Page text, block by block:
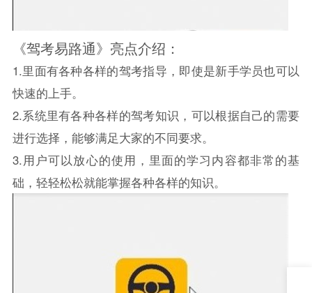
《驾考易路通》亮点介绍：
1.里面有各种各样的驾考指导，即使是新手学员也可以
快速的上手。
2.系统里有各种各样的驾考知识，可以根据自己的需要
进行选择，能够满足大家的不同要求。
3.用户可以放心的使用，里面的学习内容都非常的基
础，轻轻松松就能掌握各种各样的知识。